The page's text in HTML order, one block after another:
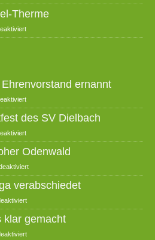
Therme
ernannt
des SV Dielbach
Odenwald
verabschiedet
klar gemacht